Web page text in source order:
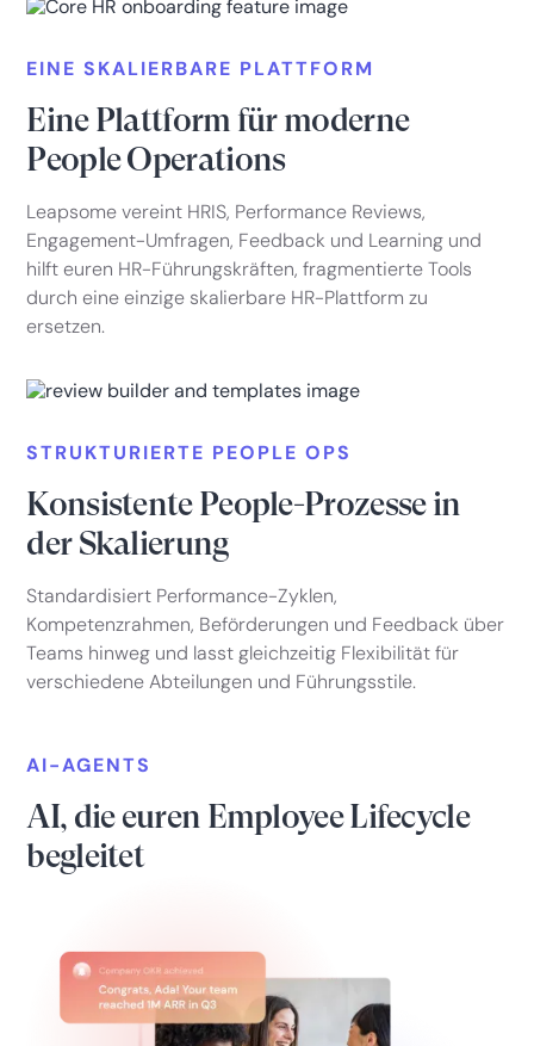
EINE SKALIERBARE PLATTFORM
Eine Plattform für moderne
People Operations
Leapsome vereint HRIS, Performance Reviews,
Engagement-Umfragen, Feedback und Learning und
hilft euren HR-Führungskräften, fragmentierte Tools
durch eine einzige skalierbare HR-Plattform zu
ersetzen.
STRUKTURIERTE PEOPLE OPS
Konsistente People-Prozesse in
der Skalierung
Standardisiert Performance-Zyklen,
Kompetenzrahmen, Beförderungen und Feedback über
Teams hinweg und lasst gleichzeitig Flexibilität für
verschiedene Abteilungen und Führungsstile.
AI-AGENTS
AI, die euren Employee Lifecycle
begleitet